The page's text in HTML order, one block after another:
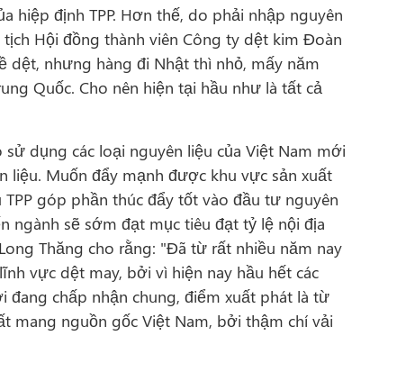
hiệp định TPP. Hơn thế, do phải nhập nguyên
Hội đồng thành viên Công ty dệt kim Đoàn
dệt, nhưng hàng đi Nhật thì nhỏ, mấy năm
Quốc. Cho nên hiện tại hầu như là tất cả
dụng các loại nguyên liệu của Việt Nam mới
liệu. Muốn đẩy mạnh được khu vực sản xuất
góp phần thúc đẩy tốt vào đầu tư nguyên
ngành sẽ sớm đạt mục tiêu đạt tỷ lệ nội địa
Thăng cho rằng: "Đã từ rất nhiều năm nay
vực dệt may, bởi vì hiện nay hầu hết các
đang chấp nhận chung, điểm xuất phát là từ
mang nguồn gốc Việt Nam, bởi thậm chí vải